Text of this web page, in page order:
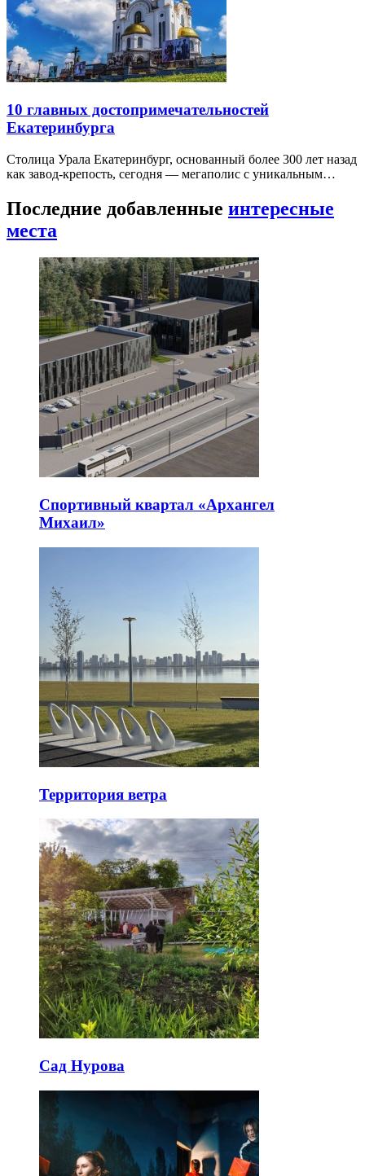
10 главных достопримечательностей
Екатеринбурга
Столица Урала Екатеринбург, основанный более 300 лет назад
как завод-крепость, сегодня — мегаполис с уникальным…
Последние добавленные интересные
места
Спортивный квартал «Архангел
Михаил»
Территория ветра
Сад Нурова